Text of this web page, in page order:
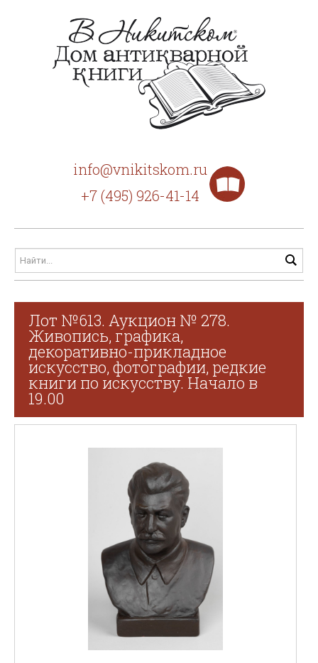
info@vnikitskom.ru
+7 (495) 926-41-14
Лот №613. Аукцион № 278.
Живопись, графика,
декоративно-прикладное
искусство, фотографии, редкие
книги по искусству. Начало в
19.00